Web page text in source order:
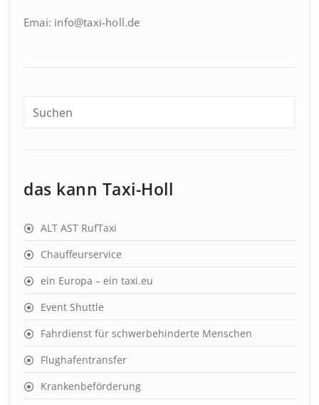
Emai: info@taxi-holl.de
das kann Taxi-Holl
ALT AST RufTaxi
Chauffeurservice
ein Europa – ein taxi.eu
Event Shuttle
Fahrdienst für schwerbehinderte Menschen
Flughafentransfer
Krankenbeförderung